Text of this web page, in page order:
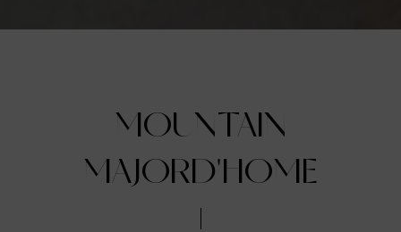
MOUNTAIN
MAJORD'HOME